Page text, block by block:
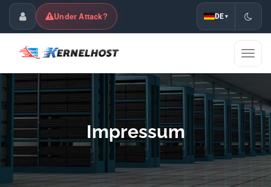
KundencenterUnder Attack? DE ▾
Impressum